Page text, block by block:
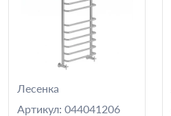
Лесенка
Артикул: 044041206